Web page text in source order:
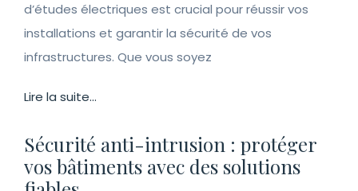
d’études électriques est crucial pour réussir vos
installations et garantir la sécurité de vos
infrastructures. Que vous soyez
Lire la suite...
Sécurité anti-intrusion : protéger
vos bâtiments avec des solutions